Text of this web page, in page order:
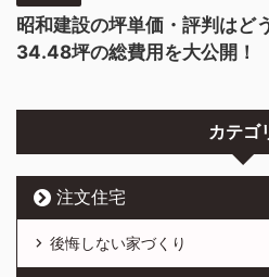
昭和建設の坪単価・評判はど
34.48坪の総費用を大公開！
カテゴ
注文住宅
後悔しない家づくり